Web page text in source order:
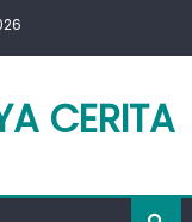
CERITA